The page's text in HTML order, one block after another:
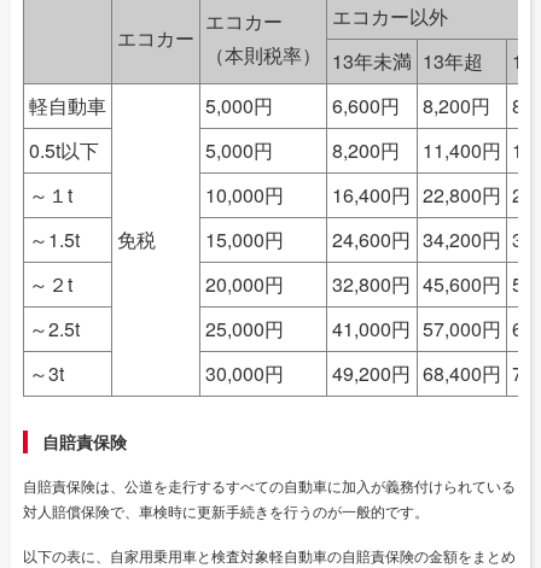
エコカー
エコカー
（本則税率）
エコカー以外
13年未満 13年超
18
軽自動車
免税
5,000円 6,600円 8,200円
0.5t以下
5,000円 8,200円 11,400円
～１t
10,000円 16,400円 22,800円
～1.5t
15,000円 24,600円 34,200円
～２t
20,000円 32,800円 45,600円
～2.5t
25,000円 41,000円 57,000円
～3t
30,000円 49,200円 68,400円
自賠責保険
自賠責保険は、公道を走行するすべての自動車に加入が義務付けられている
対人賠償保険で、車検時に更新手続きを行うのが一般的です。
以下の表に、自家用乗用車と検査対象軽自動車の自賠責保険の金額をまとめ